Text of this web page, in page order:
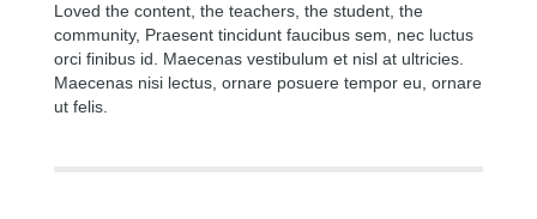
Loved the content, the teachers, the student, the
community, Praesent tincidunt faucibus sem, nec luctus
orci finibus id. Maecenas vestibulum et nisl at ultricies.
Maecenas nisi lectus, ornare posuere tempor eu, ornare
ut felis.